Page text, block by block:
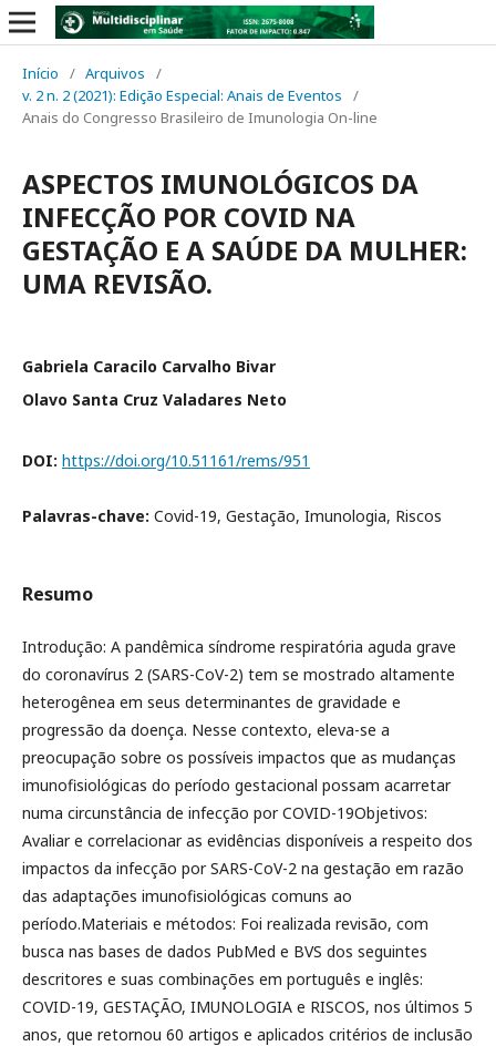
Início / Arquivos
/
v. 2 n. 2 (2021): Edição Especial: Anais de Eventos
/
Anais do Congresso Brasileiro de Imunologia On-line
ASPECTOS IMUNOLÓGICOS DA
INFECÇÃO POR COVID NA
GESTAÇÃO E A SAÚDE DA MULHER:
UMA REVISÃO.
Gabriela Caracilo Carvalho Bivar
Olavo Santa Cruz Valadares Neto
DOI: https://doi.org/10.51161/rems/951
Palavras-chave: Covid-19, Gestação, Imunologia, Riscos
Resumo
Introdução: A pandêmica síndrome respiratória aguda grave
do coronavírus 2 (SARS-CoV-2) tem se mostrado altamente
heterogênea em seus determinantes de gravidade e
progressão da doença. Nesse contexto, eleva-se a
preocupação sobre os possíveis impactos que as mudanças
imunofisiológicas do período gestacional possam acarretar
numa circunstância de infecção por COVID-19Objetivos:
Avaliar e correlacionar as evidências disponíveis a respeito dos
impactos da infecção por SARS-CoV-2 na gestação em razão
das adaptações imunofisiológicas comuns ao
período.Materiais e métodos: Foi realizada revisão, com
busca nas bases de dados PubMed e BVS dos seguintes
descritores e suas combinações em português e inglês:
COVID-19, GESTAÇÃO, IMUNOLOGIA e RISCOS, nos últimos 5
anos, que retornou 60 artigos e aplicados critérios de inclusão